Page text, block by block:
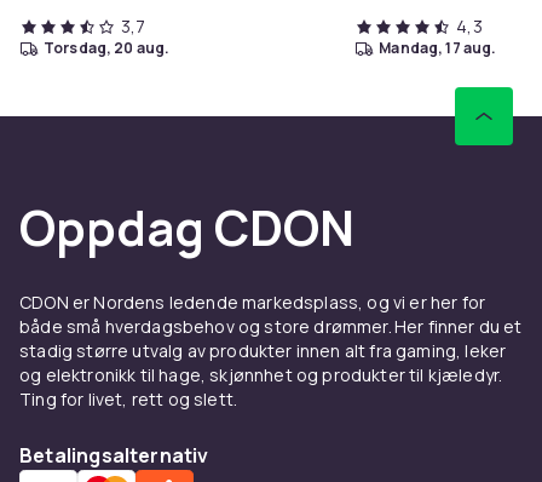
3,7
torsdag, 20 aug.
4,3
mandag, 17 aug.
Oppdag CDON
CDON er Nordens ledende markedsplass, og vi er her for
både små hverdagsbehov og store drømmer. Her finner du et
stadig større utvalg av produkter innen alt fra gaming, leker
og elektronikk til hage, skjønnhet og produkter til kjæledyr.
Ting for livet, rett og slett.
Betalingsalternativ